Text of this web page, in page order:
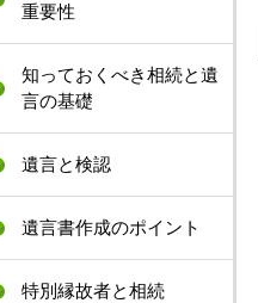
重要性
知っておくべき相続と遺
言の基礎
遺言と検認
遺言書作成のポイント
特別縁故者と相続